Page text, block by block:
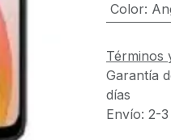
Color:
Términos
Garantía
días
Envío: 2-